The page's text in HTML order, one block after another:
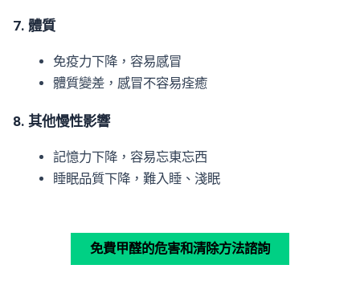
7. 體質
免疫力下降，容易感冒
體質變差，感冒不容易痊癒
8. 其他慢性影響
記憶力下降，容易忘東忘西
睡眠品質下降，難入睡、淺眠
免費甲醛的危害和清除方法諮詢